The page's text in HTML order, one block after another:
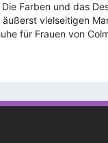
Farben und das
vielseitigen
für Frauen von